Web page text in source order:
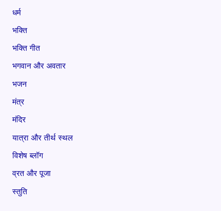
धर्म
भक्ति
भक्ति गीत
भगवान और अवतार
भजन
मंत्र
मंदिर
यात्रा और तीर्थ स्थल
विशेष ब्लॉग
व्रत और पूजा
स्तुति